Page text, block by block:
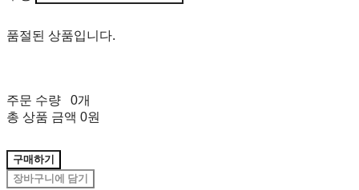
품절된 상품입니다.
주문 수량
0개
총 상품 금액 0원
구매하기
장바구니에 담기